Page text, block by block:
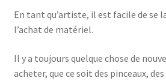
En tant qu’artiste, il est facile de se
l’achat de matériel.
Il y a toujours quelque chose de
acheter, que ce soit des pinceaux,